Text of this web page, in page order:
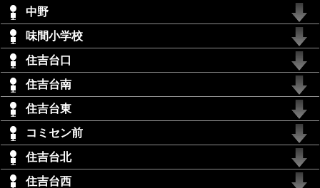
中野
味間小学校
住吉台口
住吉台南
住吉台東
コミセン前
住吉台北
住吉台西